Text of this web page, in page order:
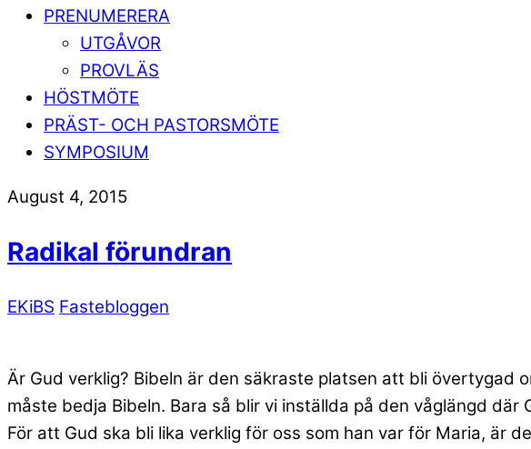
PRENUMERERA
UTGÅVOR
PROVLÄS
HÖSTMÖTE
PRÄST- OCH PASTORSMÖTE
SYMPOSIUM
August 4, 2015
Radikal förundran
EKiBS Fastebloggen
Är Gud verklig? Bibeln är den säkraste platsen att bli övertygad
måste bedja Bibeln. Bara så blir vi inställda på den våglängd där
För att Gud ska bli lika verklig för oss som han var för Maria, är